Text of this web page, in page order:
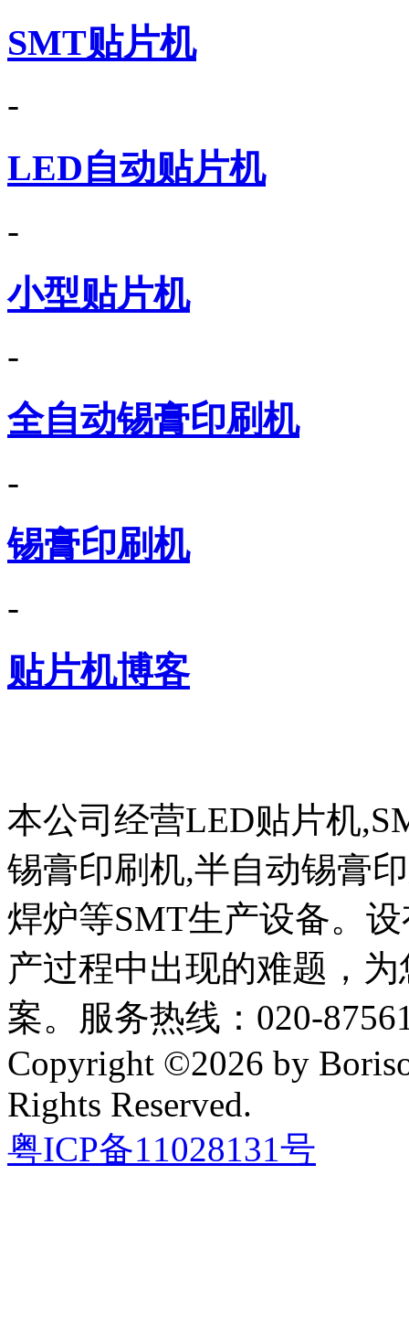
SMT贴片机
-
LED自动贴片机
-
小型贴片机
-
全自动锡膏印刷机
-
锡膏印刷机
-
贴片机博客
本公司经营LED贴片机
锡膏印刷机,半自动锡膏
焊炉等SMT生产设备。
产过程中出现的难题，
案。服务热线：020-
Copyright ©2026 by
Rights Reserved.
粤ICP备11028131号